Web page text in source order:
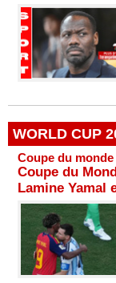
WORLD CUP
Coupe du monde
Coupe du
Lamine Yamal